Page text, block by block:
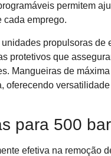
permitem
cada emprego.
propulsoras de
protetivos que
Mangueiras de
oferecendo
para 500 bar
efetiva na remoção